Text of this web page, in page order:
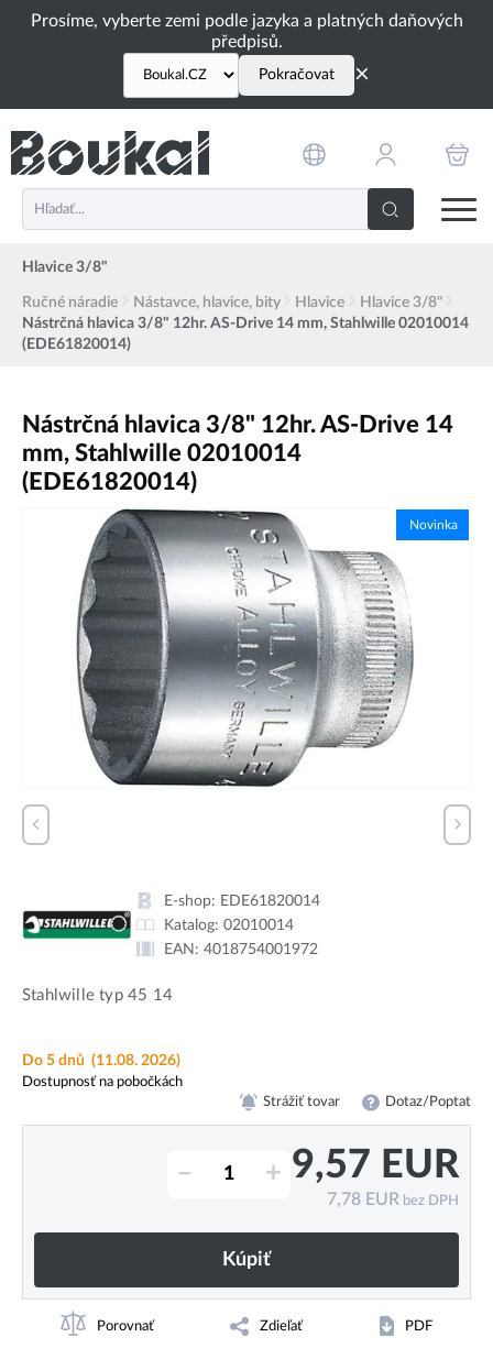
Prosíme, vyberte zemi podle jazyka a platných daňových
předpisů.
Pokračovat ×
Hlavice 3/8"
Ručné náradie Nástavce, hlavice, bity Hlavice
Hlavice 3/8"
Nástrčná hlavica 3/8" 12hr. AS-Drive 14 mm, Stahlwille 02010014
(EDE61820014)
Nástrčná hlavica 3/8" 12hr. AS-Drive 14
mm, Stahlwille 02010014
(EDE61820014)
Novinka
E-shop: EDE61820014
Katalog: 02010014
EAN: 4018754001972
Stahlwille typ 45 14
Do 5 dnů (11.08. 2026)
Dostupnosť na pobočkách
Strážiť tovar Dotaz/Poptat
– + 9,57 EUR
7,78 EUR bez DPH
Kúpiť
Porovnať Zdieľať PDF